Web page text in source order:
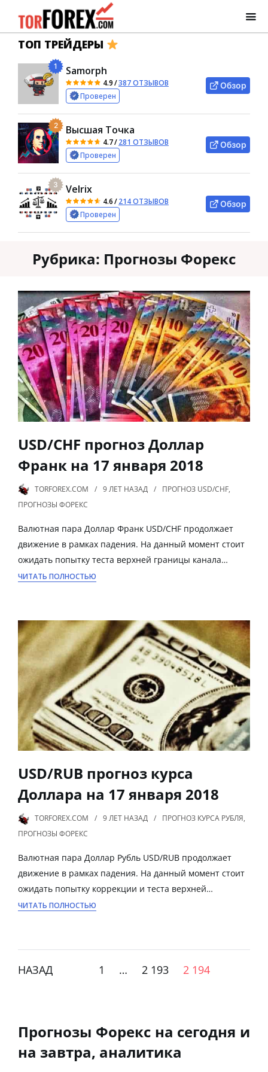
ТОП ТРЕЙДЕРЫ
1 Samorph
4.9/387 ОТЗЫВОВ
Проверен
Обзор
2 Высшая Точка
4.7/281 ОТЗЫВОВ
Проверен
Обзор
3 Velrix
4.6/214 ОТЗЫВОВ
Проверен
Обзор
Рубрика: Прогнозы Форекс
USD/CHF прогноз Доллар
Франк на 17 января 2018
TORFOREX.COM 9 ЛЕТ НАЗАД ПРОГНОЗ USD/CHF,
ПРОГНОЗЫ ФОРЕКС
Валютная пара Доллар Франк USD/CHF продолжает
движение в рамках падения. На данный момент стоит
ожидать попытку теста верхней границы канала…
ЧИТАТЬ ПОЛНОСТЬЮ
USD/RUB прогноз курса
Доллара на 17 января 2018
TORFOREX.COM 9 ЛЕТ НАЗАД ПРОГНОЗ КУРСА РУБЛЯ,
ПРОГНОЗЫ ФОРЕКС
Валютная пара Доллар Рубль USD/RUB продолжает
движение в рамках падения. На данный момент стоит
ожидать попытку коррекции и теста верхней…
ЧИТАТЬ ПОЛНОСТЬЮ
НАЗАД 1 … 2 193 2 194
Прогнозы Форекс на сегодня и
на завтра, аналитика